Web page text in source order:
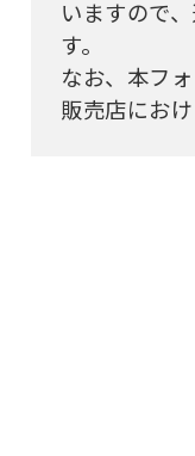
いますので
す。
なお、本フ
販売店にお